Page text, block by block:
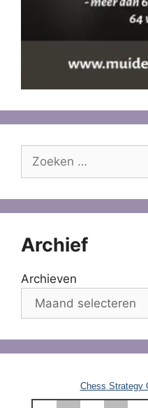
Zoek
Archief
Archieven